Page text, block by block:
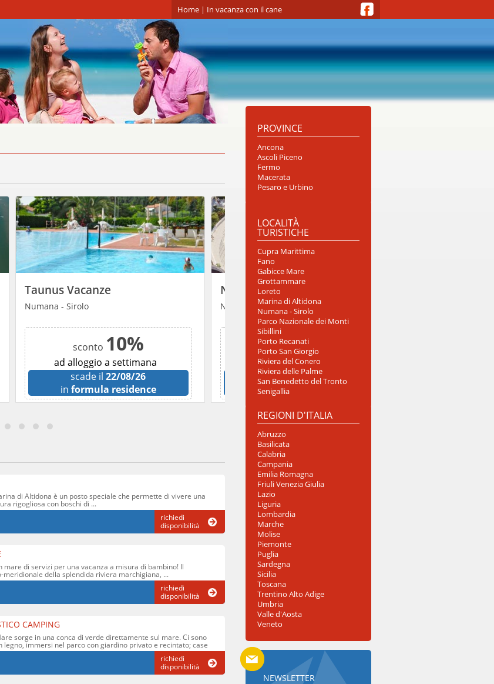
Home| In vacanza con il cane
Taunus Vacanze
Numana - Sirolo
sconto 10%
ad alloggio a settimana
scade il22/08/26
in formula residence
Numana - Sirolo
€ 110
ad alloggio al giorno
scade il05/09/26
informula residence
di Altidona è un posto speciale che permette di vivere una
rigogliosa con boschi di ...
richiedi
disponibilità
mare di servizi per una vacanza a misura di bambino! Il
della splendida riviera marchigiana, ...
richiedi
disponibilità
CAMPING
sorge in una conca di verde direttamente sul mare. Ci sono
immersi nel parco con giardino privato e recintato; case
richiedi
disponibilità
PROVINCE
Ancona
Ascoli Piceno
Fermo
Macerata
Pesaro e Urbino
LOCALITÀ
TURISTICHE
Cupra Marittima
Fano
Gabicce Mare
Grottammare
Loreto
Marina di Altidona
Numana - Sirolo
Parco Nazionale dei Monti
Sibillini
Porto Recanati
Porto San Giorgio
Riviera del Conero
Riviera delle Palme
San Benedetto del Tronto
Senigallia
REGIONI D'ITALIA
Abruzzo
Basilicata
Calabria
Campania
Emilia Romagna
Friuli Venezia Giulia
Lazio
Liguria
Lombardia
Marche
Molise
Piemonte
Puglia
Sardegna
Sicilia
Toscana
Trentino Alto Adige
Umbria
Valle d'Aosta
Veneto
NEWSLETTER